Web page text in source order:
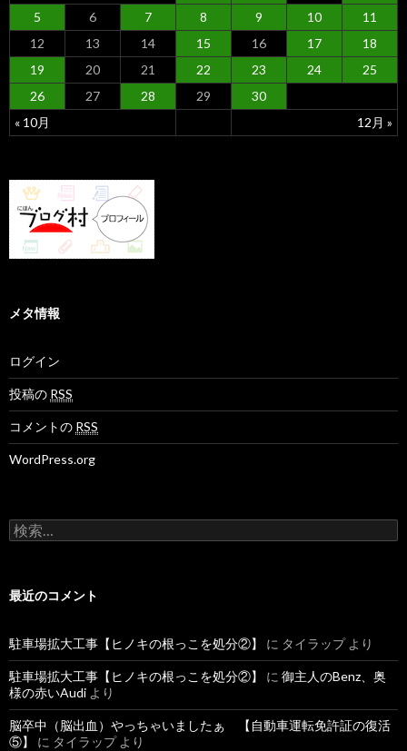
« 10月 12月 »
5
6 7 8 9 10
11
12
13 14 15 16 17
18
19
20 21 22 23 24
25
26
27 28 29 30
メタ情報
ログイン
投稿の RSS
コメントの RSS
WordPress.org
検
索
最近のコメント
駐車場拡大工事【ヒノキの根っこを処分②】 に タイラップより
駐車場拡大工事【ヒノキの根っこを処分②】 に 御主人のBenz、奥
様の赤いAudi より
脳卒中（脳出血）やっちゃいましたぁ 【自動車運転免許証の復活
⑤】
に タイラップより